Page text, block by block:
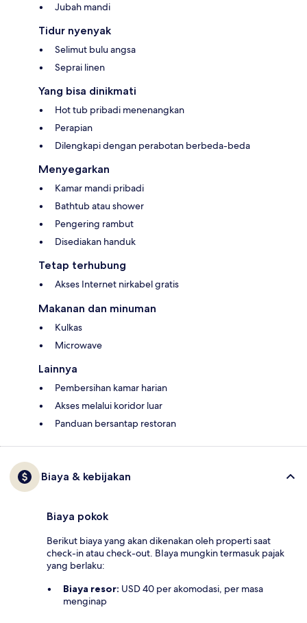
Jubah mandi
Tidur nyenyak
Selimut bulu angsa
Seprai linen
Yang bisa dinikmati
Hot tub pribadi menenangkan
Perapian
Dilengkapi dengan perabotan berbeda-beda
Menyegarkan
Kamar mandi pribadi
Bathtub atau shower
Pengering rambut
Disediakan handuk
Tetap terhubung
Akses Internet nirkabel gratis
Makanan dan minuman
Kulkas
Microwave
Lainnya
Pembersihan kamar harian
Akses melalui koridor luar
Panduan bersantap restoran
Biaya & kebijakan
Biaya pokok
Berikut biaya yang akan dikenakan oleh properti saat
check-in atau check-out. BIaya mungkin termasuk pajak
yang berlaku:
Biaya resor: USD 40 per akomodasi, per masa
menginap